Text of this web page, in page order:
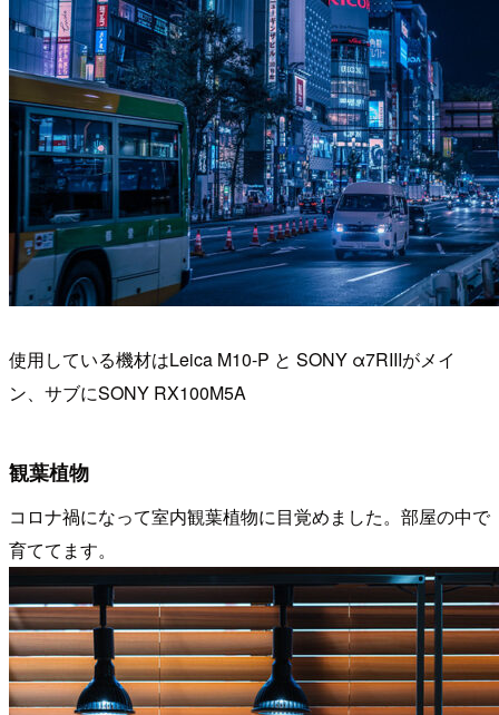
使用している機材はLeica M10-P と SONY α7RIIIがメイ
ン、サブにSONY RX100M5A
観葉植物
コロナ禍になって室内観葉植物に目覚めました。部屋の中で
育ててます。